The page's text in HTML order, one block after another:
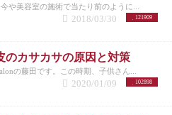
や美容室の施術で当たり前のように...
121909
2018/03/30
のカサカサの原因と対策
の藤田です。この時期、子供さん...
102898
2020/01/09